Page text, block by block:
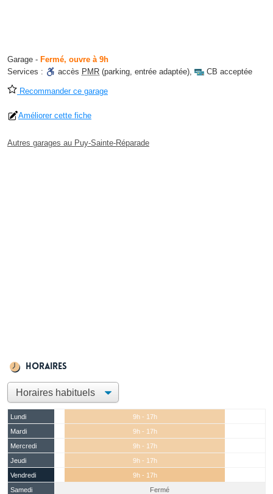
Garage - Fermé, ouvre à 9h
Services :
accès PMR (parking, entrée adaptée), CB acceptée
Recommander ce garage
Améliorer cette fiche
Autres garages au Puy-Sainte-Réparade
Horaires
Lundi
9h - 17h
Mardi
9h - 17h
Mercredi
9h - 17h
Jeudi
9h - 17h
Vendredi
9h - 17h
Samedi
Fermé